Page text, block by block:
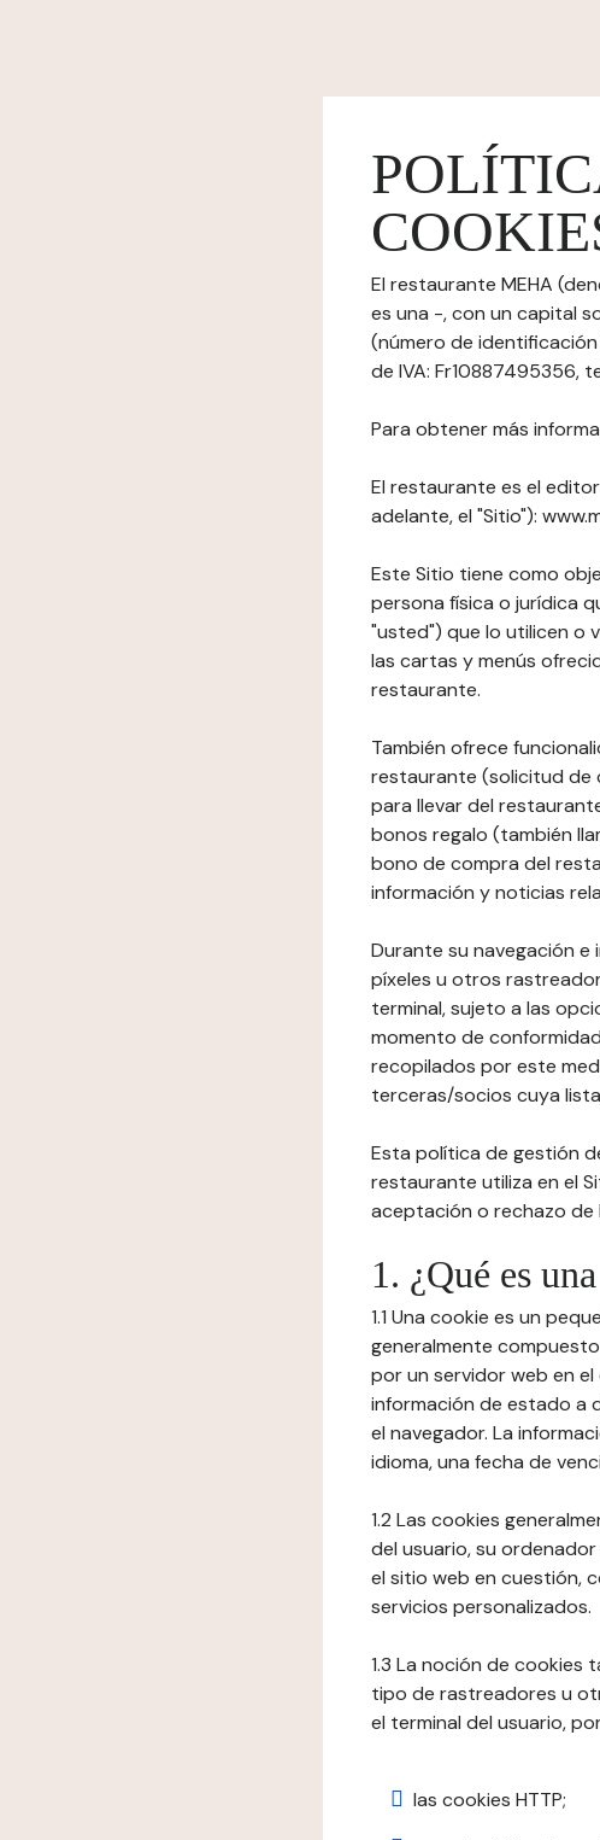
El restaurante MEHA
es una -, con un capital
(número de
de IVA: Fr10887495356,
Para obtener más
El restaurante es el
adelante, el "Sitio"):
Este Sitio tiene como
persona física o jurídica
"usted") que lo utilicen o
las cartas y menús
restaurante.
También ofrece
restaurante (solicitud de
para llevar del
bonos regalo (también
bono de compra del
información y noticias
Durante su navegación e
píxeles u otros
terminal, sujeto a las
momento de
recopilados por este
terceras/socios cuya
Esta política de gestión
restaurante utiliza en el
aceptación o rechazo de
1. ¿Qué es
1.1 Una cookie es un
generalmente
por un servidor web en
información de estado a
el navegador. La
idioma, una fecha de
1.2 Las cookies
del usuario, su
el sitio web en cuestión,
servicios personalizados.
1.3 La noción de
tipo de rastreadores u
el terminal del usuario,
las cookies HTTP;